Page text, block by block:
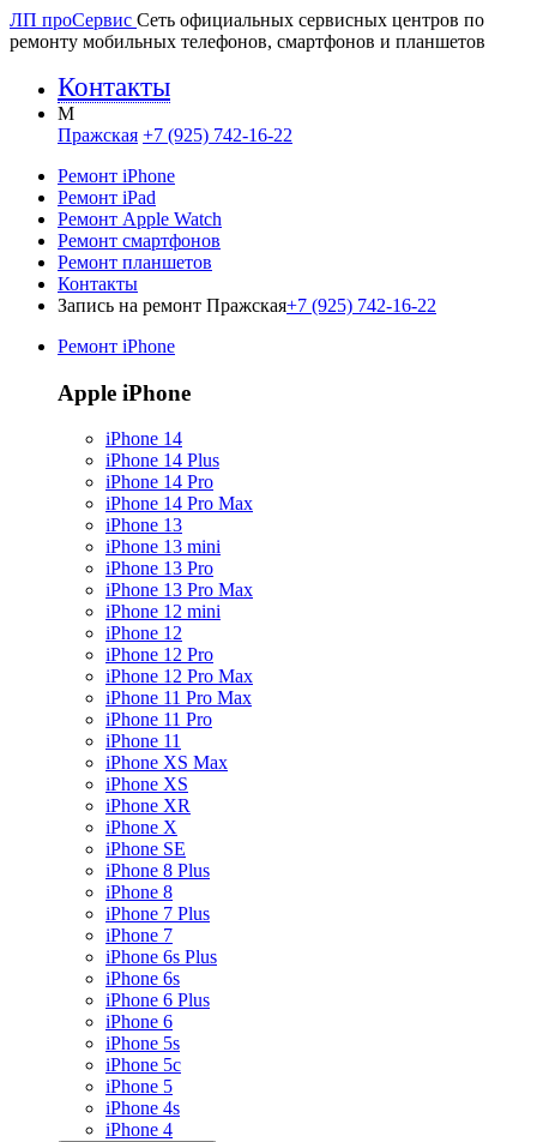
ЛП проСервис Сеть официальных сервисных центров по
ремонту мобильных телефонов, смартфонов и планшетов
Контакты
M
Пражская +7 (925) 742-16-22
Ремонт iPhone
Ремонт iPad
Ремонт Apple Watch
Ремонт смартфонов
Ремонт планшетов
Контакты
Запись на ремонт Пражская+7 (925) 742-16-22
Ремонт iPhone
Apple iPhone
iPhone 14
iPhone 14 Plus
iPhone 14 Pro
iPhone 14 Pro Max
iPhone 13
iPhone 13 mini
iPhone 13 Pro
iPhone 13 Pro Max
iPhone 12 mini
iPhone 12
iPhone 12 Pro
iPhone 12 Pro Max
iPhone 11 Pro Max
iPhone 11 Pro
iPhone 11
iPhone XS Max
iPhone XS
iPhone XR
iPhone X
iPhone SE
iPhone 8 Plus
iPhone 8
iPhone 7 Plus
iPhone 7
iPhone 6s Plus
iPhone 6s
iPhone 6 Plus
iPhone 6
iPhone 5s
iPhone 5c
iPhone 5
iPhone 4s
iPhone 4